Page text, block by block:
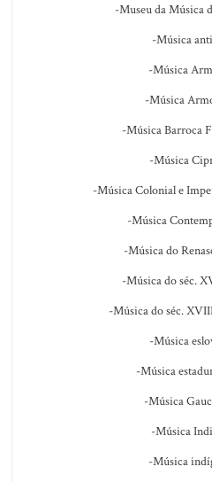
-Museu da Música
-Música
-Música
-Música
-Música Barroca
-Música
-Música Colonial e
-Música
-Música do
-Música do séc.
-Música do séc.
-Música
-Música
-Música
-Música
-Música